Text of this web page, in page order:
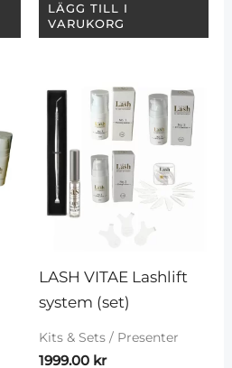
LÄGG TILL I
VARUKORG
LASH VITAE Lashlift
system (set)
Kits & Sets / Presenter
1999.00 kr